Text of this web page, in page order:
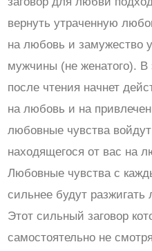
вернуть утраченную
на любовь и замужество
мужчины (не женатого). В
после чтения начнет
на любовь и на
любовные чувства
находящегося от вас на
Любовные чувства с
сильнее будут разжигать
Этот сильный заговор
самостоятельно не